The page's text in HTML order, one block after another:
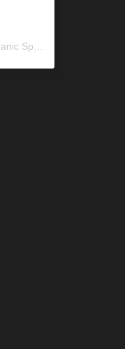
Una publicación compartida por Hispanic Sports Media (@hsm_deportes)